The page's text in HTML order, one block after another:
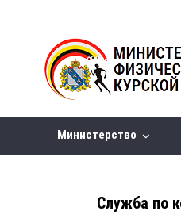
Министерство
Служба по